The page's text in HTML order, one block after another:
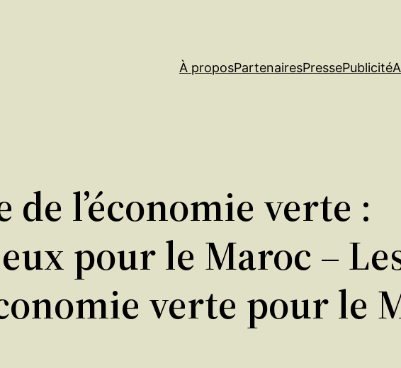
À proposPartenairesPressePublicité
l’économie verte :
pour le Maroc –
verte pour le